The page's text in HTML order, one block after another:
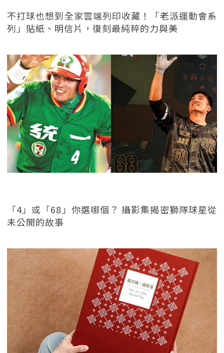
不打球也想到全家雲端列印收藏！「老派運動會系
列」貼紙、明信片，復刻最純粹的力與美
「4」或「68」你選哪個？ 攝影集揭密獅隊球星從
未公開的故事